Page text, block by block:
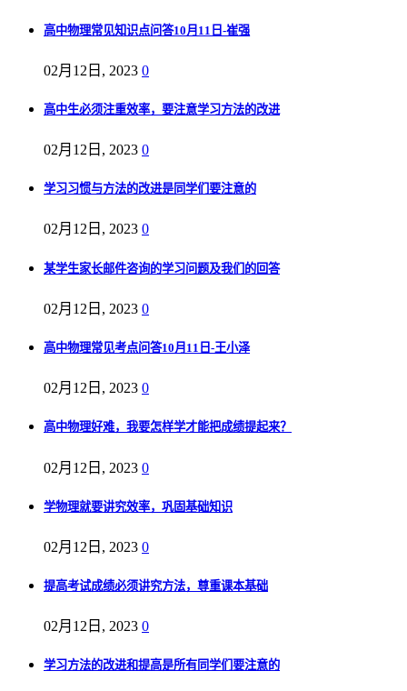
高中物理常见知识点问答10月11日-崔强
02月12日, 2023 0
高中生必须注重效率，要注意学习方法的改进
02月12日, 2023 0
学习习惯与方法的改进是同学们要注意的
02月12日, 2023 0
某学生家长邮件咨询的学习问题及我们的回答
02月12日, 2023 0
高中物理常见考点问答10月11日-王小泽
02月12日, 2023 0
高中物理好难，我要怎样学才能把成绩提起来？
02月12日, 2023 0
学物理就要讲究效率，巩固基础知识
02月12日, 2023 0
提高考试成绩必须讲究方法，尊重课本基础
02月12日, 2023 0
学习方法的改进和提高是所有同学们要注意的